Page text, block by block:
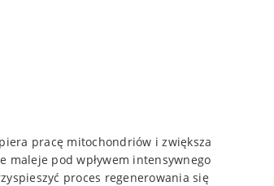
pracę mitochondriów i zwiększa
maleje pod wpływem intensywnego
proces regenerowania się